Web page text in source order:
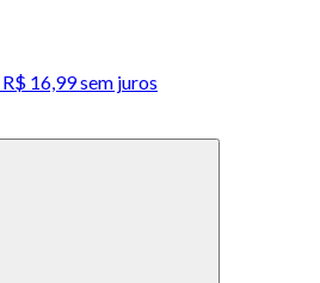
R$ 16,99sem juros